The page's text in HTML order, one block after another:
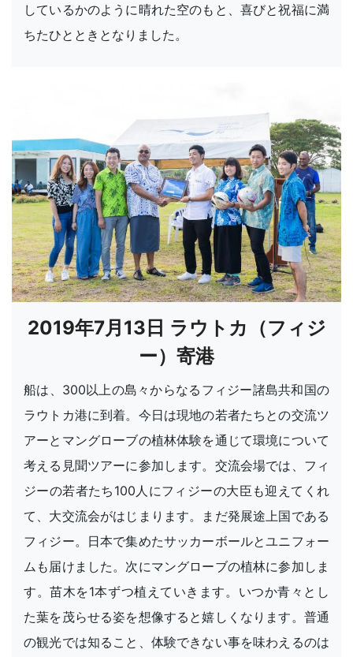
しているかのように晴れた空のもと、喜びと祝福に満
ちたひとときとなりました。
2019年7月13日 ラウトカ（フィジ
ー）寄港
船は、300以上の島々からなるフィジー諸島共和国の
ラウトカ港に到着。今日は現地の若者たちとの交流ツ
アーとマングローブの植林体験を通じて環境について
考える見聞ツアーに参加します。交流会場では、フィ
ジーの若者たち100人にフィジーの大臣も迎えてくれ
て、大交流会がはじまります。まだ発展途上国である
フィジー。日本で集めたサッカーボールとユニフォー
ムも届けました。次にマングローブの植林に参加しま
す。苗木を1本ずつ植えていきます。いつか青々とし
た葉を茂らせる姿を想像すると嬉しくなります。普通
の観光では知ること、体験できない事を味わえるのは